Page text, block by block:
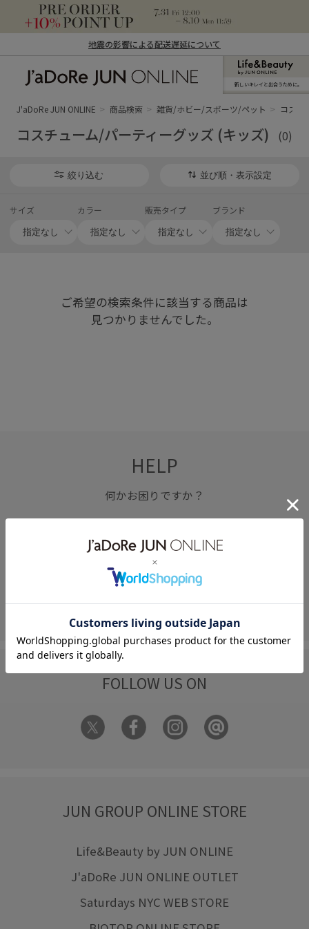
地震の影響による配送遅延について
ン オンライン）
新しいキレイと出合うために。
J'aDoRe JUN ONLINE 商品検索 雑貨/ホビー/スポーツ/ペット コスチ
コスチューム/パーティーグッズ (キッズ) (0)
絞り込む 並び順・表示設定
サイズ カラー 販売タイプ ブランド
ご希望の検索条件に該当する商品は
見つかりませんでした。
HELP
何かお困りですか？
FAQ
お問い合わせ
フォーム
FOLLOW US ON
JUN GROUP ONLINE STORE
Life&Beauty by JUN ONLINE
J'aDoRe JUN ONLINE OUTLET
Saturdays NYC WEB STORE